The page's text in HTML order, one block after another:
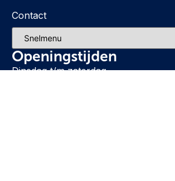
Contact
Openingstijden
Dinsdag t/m zaterdag